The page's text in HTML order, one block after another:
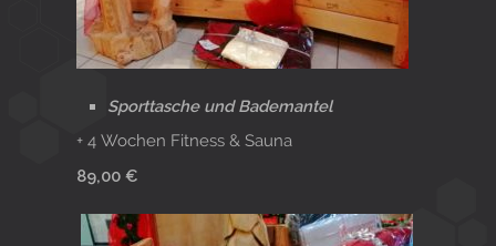
Sporttasche und Bademantel
+ 4 Wochen Fitness & Sauna
89,00 €